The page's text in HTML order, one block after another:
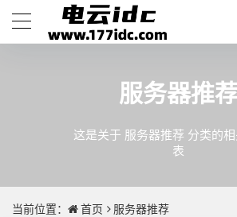
服务器推
这是关于 服务器推荐 分类的相
表
当前位置： 首页 服务器推荐